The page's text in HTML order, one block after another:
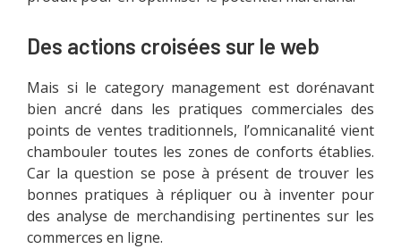
Des actions croisées sur le web
Mais si le category management est dorénavant
bien ancré dans les pratiques commerciales des
points de ventes traditionnels, l’omnicanalité vient
chambouler toutes les zones de conforts établies.
Car la question se pose à présent de trouver les
bonnes pratiques à répliquer ou à inventer pour
des analyse de merchandising pertinentes sur les
commerces en ligne.